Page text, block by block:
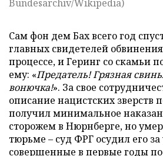
Bundesarchiv/Wikipedia)
Сам фон дем Бах всего год
главных свидетелей
процессе, и Геринг со скамьи
ему: «Предатель! Грязная
вонючка!». За свое
описание нацистских зверств
получил минимальное
сторожем в Нюрнберге, но
тюрьме – суд ФРГ осудил его за
совершенные в первые годы